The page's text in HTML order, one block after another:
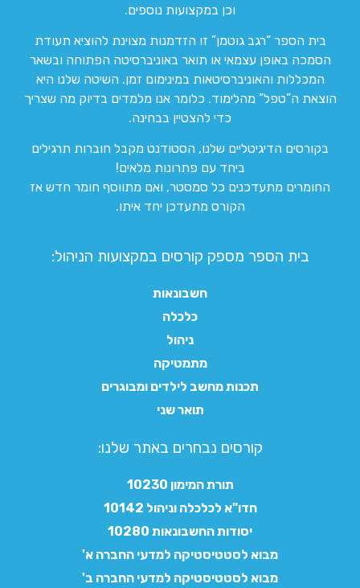
וכן במקצועות נוספים.
בית הספר “רגב גוטמן” זו הזדמנות מצוינת להוציא תעודת
הסמכה באופן עצמאי או תואר באוניברסיטה הפתוחה ובשאר
המכללות והאוניברסיטאות במינימום זמן. השיטה שלנו היא
הוצאת ה”טפל” מהלימוד. כלומר אנו מלמדים בדיוק מה שצריך
כדי להצטיין בבחינה.
בקורסים הדיגיטליים שלנו, הסטודנט מקבל חוברות תרגילים
ביחד עם פתרונות מלאים!
החומרים מתעדכנים כל סמסטר, ואם מתווסף חומר חדש אז
הקורס מתעדכן יחד איתו.
בית הספר מספק קורסים במקצועות הניהול:
חשבונאות
כלכלה
ניהול
מתמטיקה
תכנות מחשב לילדים ומבוגרים
תואר שני
קורסים נבחרים באתר שלנו:​
תורת המימון 10230
חדו"א לכלכלה וניהול 10142
יסודות החשבונאות 10280
מבוא לסטטיסטיקה למדעי החברה א'
מבוא לסטטיסטיקה למדעי החברה ב'